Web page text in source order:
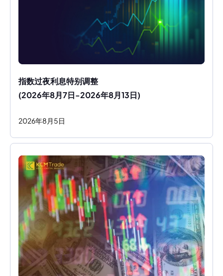
指数过夜利息特别调整
(2026年8月7日-2026年8月13日)
2026年8 月 5日